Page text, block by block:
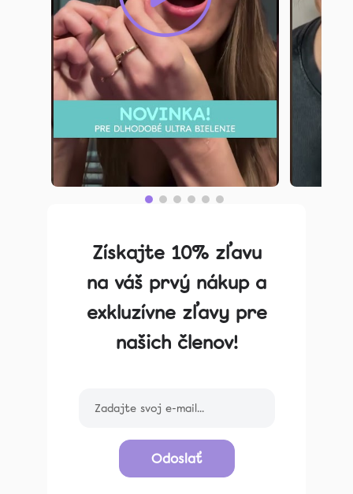
Získajte 10% zľavu
na váš prvý nákup a
exkluzívne zľavy pre
našich členov!
Odoslať